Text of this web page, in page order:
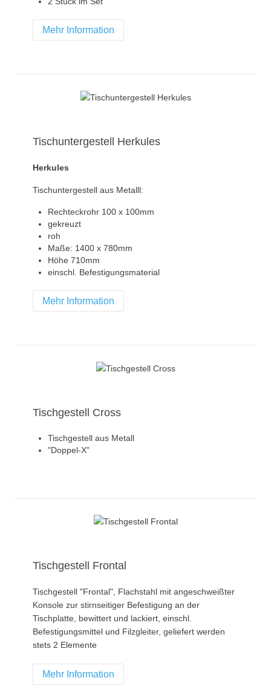
Mehr Information
Tischuntergestell Herkules
Herkules
Tischuntergestell aus Metalll:
Rechteckrohr 100 x 100mm
gekreuzt
roh
Maße: 1400 x 780mm
Höhe 710mm
einschl. Befestigungsmaterial
Mehr Information
Tischgestell Cross
Tischgestell aus Metall
"Doppel-X"
Tischgestell Frontal
Tischgestell "Frontal", Flachstahl mit angeschweißter
Konsole zur stirnseitiger Befestigung an der
Tischplatte, bewittert und lackiert, einschl.
Befestigungsmittel und Filzgleiter, geliefert werden
stets 2 Elemente
Mehr Information